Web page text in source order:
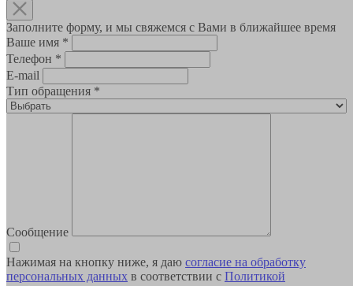
Заполните форму, и мы свяжемся с Вами в ближайшее время
Ваше имя *
Телефон *
E-mail
Тип обращения *
Сообщение
Нажимая на кнопку ниже, я даю согласие на обработку
персональных данных в соответствии с Политикой